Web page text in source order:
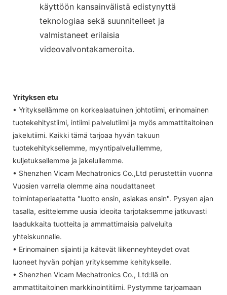
käyttöön kansainvälistä edistynyttä
teknologiaa sekä suunnitelleet ja
valmistaneet erilaisia
videovalvontakameroita.
Yrityksen etu
• Yrityksellämme on korkealaatuinen johtotiimi, erinomainen
tuotekehitystiimi, intiimi palvelutiimi ja myös ammattitaitoinen
jakelutiimi. Kaikki tämä tarjoaa hyvän takuun
tuotekehityksellemme, myyntipalveluillemme,
kuljetuksellemme ja jakelullemme.
• Shenzhen Vicam Mechatronics Co.,Ltd perustettiin vuonna
Vuosien varrella olemme aina noudattaneet
toimintaperiaatetta "luotto ensin, asiakas ensin". Pysyen ajan
tasalla, esittelemme uusia ideoita tarjotaksemme jatkuvasti
laadukkaita tuotteita ja ammattimaisia palveluita
yhteiskunnalle.
• Erinomainen sijainti ja kätevät liikenneyhteydet ovat
luoneet hyvän pohjan yrityksemme kehitykselle.
• Shenzhen Vicam Mechatronics Co., Ltd:llä on
ammattitaitoinen markkinointitiimi. Pystymme tarjoamaan